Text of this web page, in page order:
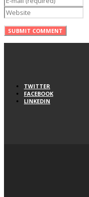
TWITTER
FACEBOOK
LINKEDIN